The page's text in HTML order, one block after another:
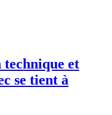
et
se tient à